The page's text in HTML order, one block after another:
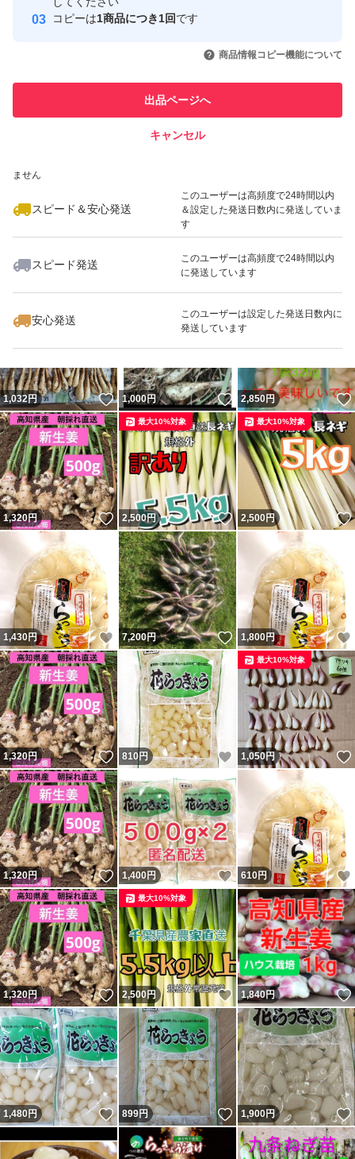
伊江島産の島らっきょうは全国にもファンの多いとても人
気の島らっきょうです！
本土では甘酢酢けかポピュラーですが、島らっきょうは、
また、お酒のおつまみにももってこいです
※価格は市場価格によって変動します
※鮮度を維持するため洗わず土付きのまま発送いたします
※写真らっきょうは土を取り除いてます
※土を取り除いての発送も可能です！、希望の方はお申し
付けください
離島からの発送なので、悪天候で船が出ない場合、到着が
遅れる可能性がありますがその点はご了承ください♂
※通常は発送後2、3日で到着いたします
#島らっきょう
引を完了させた実績があります
での取引実績があります
ません
スピード＆安心発送
このユーザーは高頻度で24時間以内
＆設定した発送日数内に発送していま
す
スピード発送
このユーザーは高頻度で24時間以内
に発送しています
安心発送
このユーザーは設定した発送日数内に
発送しています
コピーは1商品につき1回です
商品情報コピー機能について
出品ページへ
キャンセル
いいね！
3,600
1,032円 いいね！
1,000円 いいね！
2,850円
1,320円 いいね！
2,500円 いいね！
最大10%対象
2,500円
最大10%対象
1,430円 いいね！
7,200円 いいね！
1,800円
1,320円 いいね！
810円 いいね！
1,050円
最大10%対象
1,320円 いいね！
1,400円 いいね！
610円
1,320円 いいね！
2,500円 いいね！
最大10%対象
1,840円
1,480円 いいね！
899円 いいね！
1,900円